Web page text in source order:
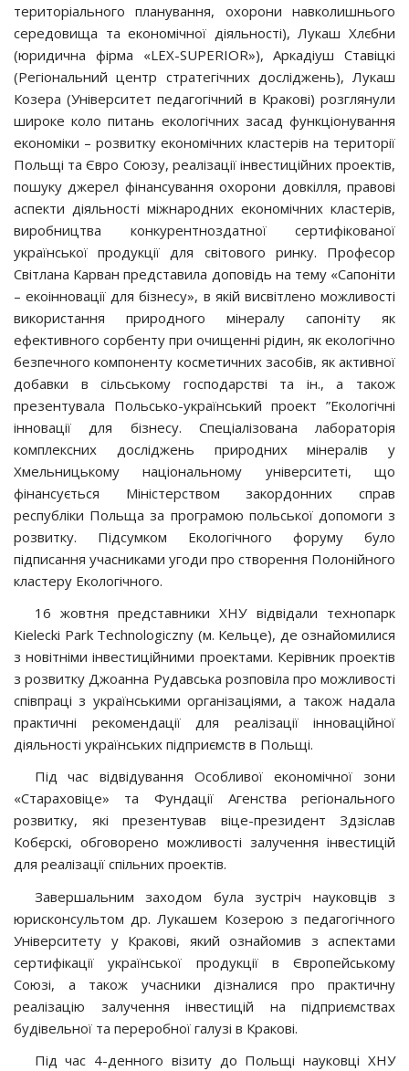
територіального планування, охорони навколишнього
середовища та економічної діяльності), Лукаш Хлєбни
(юридична фірма «LEX-SUPERIOR»), Аркадіуш Ставіцкі
(Регіональний центр стратегічних досліджень), Лукаш
Козера (Університет педагогічний в Кракові) розглянули
широке коло питань екологічних засад функціонування
економіки – розвитку економічних кластерів на території
Польщі та Євро Союзу, реалізації інвестиційних проектів,
пошуку джерел фінансування охорони довкілля, правові
аспекти діяльності міжнародних економічних кластерів,
виробництва конкурентноздатної сертифікованої
української продукції для світового ринку. Професор
Світлана Карван представила доповідь на тему «Сапоніти
– екоінновації для бізнесу», в якій висвітлено можливості
використання природного мінералу сапоніту як
ефективного сорбенту при очищенні рідин, як екологічно
безпечного компоненту косметичних засобів, як активної
добавки в сільському господарстві та ін., а також
презентувала Польсько-український проект ”Екологічні
інновації для бізнесу. Спеціалізована лабораторія
комплексних досліджень природних мінералів у
Хмельницькому національному університеті, що
фінансується Міністерством закордонних справ
республіки Польща за програмою польської допомоги з
розвитку. Підсумком Екологічного форуму було
підписання учасниками угоди про створення Полонійного
кластеру Екологічного.
16 жовтня представники ХНУ відвідали технопарк
Kielecki Park Technologicznу (м. Кельце), де ознайомилися
з новітніми інвестиційними проектами. Керівник проектів
з розвитку Джоанна Рудавська розповіла про можливості
співпраці з українськими організаціями, а також надала
практичні рекомендації для реалізації інноваційної
діяльності українських підприємств в Польщі.
Під час відвідування Особливої економічної зони
«Стараховіце» та Фундації Агенства регіонального
розвитку, які презентував віце-президент Здзіслав
Кобєрскі, обговорено можливості залучення інвестицій
для реалізації спільних проектів.
Завершальним заходом була зустріч науковців з
юрисконсультом др. Лукашем Козерою з педагогічного
Університету у Кракові, який ознайомив з аспектами
сертифікації української продукції в Європейському
Союзі, а також учасники дізналися про практичну
реалізацію залучення інвестицій на підприємствах
будівельної та переробної галузі в Кракові.
Під час 4-денного візиту до Польщі науковці ХНУ